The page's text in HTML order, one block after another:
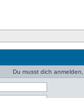
Du musst dich